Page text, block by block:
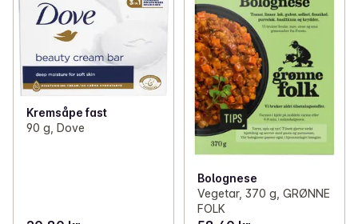
Kremsåpe fast
90 g, Dove
Bolognese
Vegetar, 370 g, GRØNNE
FOLK